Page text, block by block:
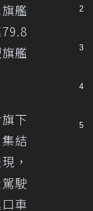
艦
艦
下
結
，
駛
車